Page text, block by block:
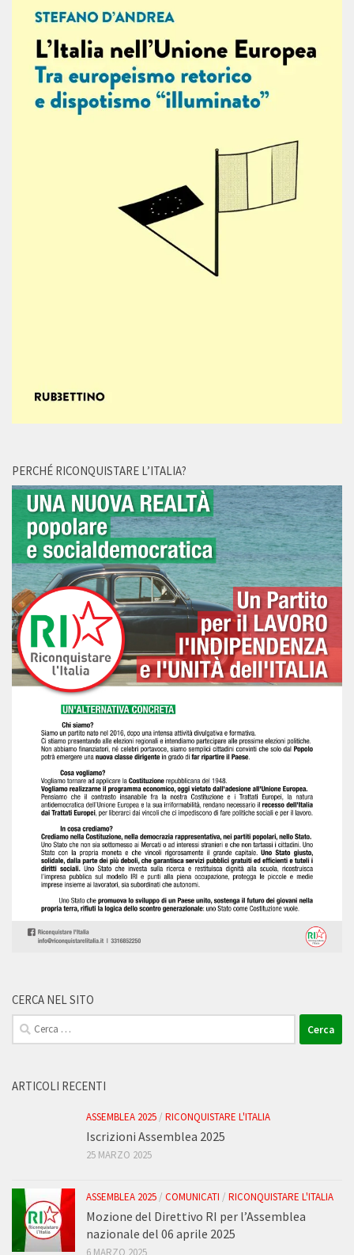
PERCHÉ RICONQUISTARE L’ITALIA?
CERCA NEL SITO
Ricerca
per:
ARTICOLI RECENTI
ASSEMBLEA 2025 / RICONQUISTARE L'ITALIA
Iscrizioni Assemblea 2025
25 MARZO 2025
ASSEMBLEA 2025 / COMUNICATI / RICONQUISTARE L'ITALIA
Mozione del Direttivo RI per l’Assemblea
nazionale del 06 aprile 2025